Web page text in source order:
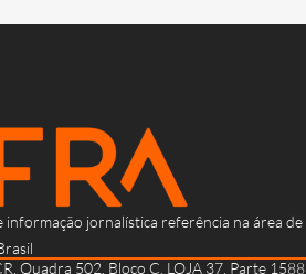
jornalística referência na área de
Quadra 502, Bloco C, LOJA 37, Parte 1588